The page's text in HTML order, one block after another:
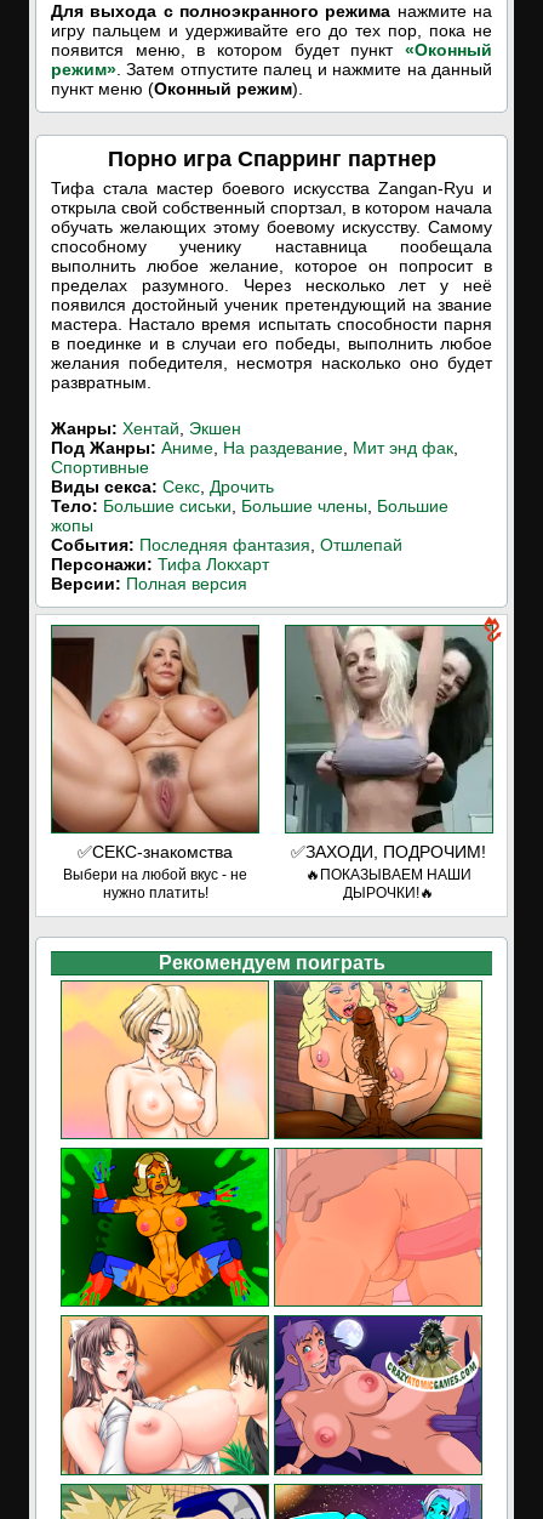
Для выхода с полноэкранного режима нажмите на
игру пальцем и удерживайте его до тех пор, пока не
появится меню, в котором будет пункт «Оконный
режим» . Затем отпустите палец и нажмите на данный
пункт меню (Оконный режим).
Порно игра Спарринг партнер
Тифа стала мастер боевого искусства Zangan-Ryu и
открыла свой собственный спортзал, в котором начала
обучать желающих этому боевому искусству. Самому
способному ученику наставница пообещала
выполнить любое желание, которое он попросит в
пределах разумного. Через несколько лет у неё
появился достойный ученик претендующий на звание
мастера. Настало время испытать способности парня
в поединке и в случаи его победы, выполнить любое
желания победителя, несмотря насколько оно будет
развратным.
Жанры: Хентай
Экшен
Под Жанры: Аниме На раздевание Мит энд фак
Спортивные
Виды секса: Секс Дрочить
Тело: Большие сиськи Большие члены Большие
жопы
События: Последняя фантазия Отшлепай
Персонажи: Тифа Локхарт
Версии: Полная версия
✅СЕКС-знакомства
Выбери на любой вкус - не
нужно платить!
✅ЗАХОДИ, ПОДРОЧИМ!
🔥ПОКАЗЫВАЕМ НАШИ
ДЫРОЧКИ!🔥
Рекомендуем поиграть